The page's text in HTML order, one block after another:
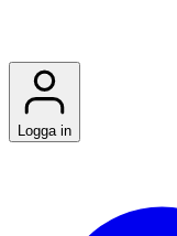
Logga in